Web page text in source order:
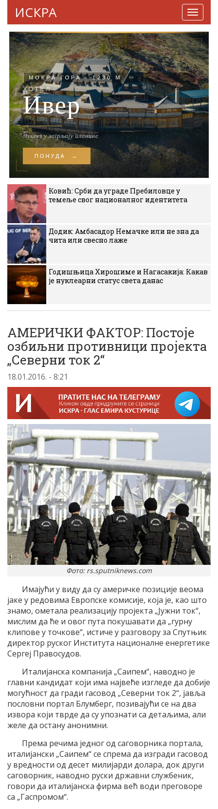
ИСКРА
Ковић: Срби да уграде Пребиловце у
темеље свог националног идентитета
Додик: Амбасадор Немачке или не зна да
чита или свесно лаже
Годишњица Хирошиме и Нагасакија: Какав
је нуклеарни статус света данас
АМЕРИЧКИ ФАКТОР: Постоје
озбиљни противници пројекта
„Северни ток 2“
18.01.2016. - 8:21
Фото: rs.sputniknews.com
Имајући у виду да су америчке позиције веома
јаке у редовима Европске комисије, која је, као што
знамо, ометала реализацију пројекта „Јужни ток“,
мислим да ће и овог пута покушавати да „гурну
клипове у точкове“, истиче у разговору за Спутњик
директор руског Института националне енергетике
Сергеј Правосудов.
Италијанска компанија „Саипем“, наводно је
главни кандидат који има највеће изгледе да добије
могућност да гради гасовод „Северни ток 2“, јавља
пословни портал Блумберг, позивајући се на два
извора који тврде да су упознати са детаљима, али
желе да остану анонимни.
Према речима једног од саговорника портала,
италијански „Саипем“ се спрема да изгради гасовод
у вредности од десет милијарди долара, док други
саговорник, наводно руски државни службеник,
говори да италијанска фирма већ води преговоре
са „Гаспромом“.